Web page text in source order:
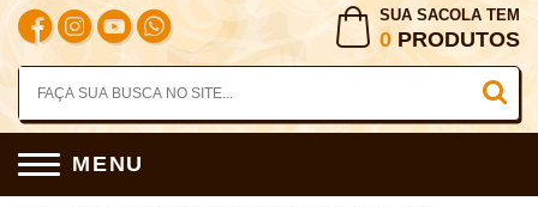
SUA SACOLA TEM
0 PRODUTOS
MENU